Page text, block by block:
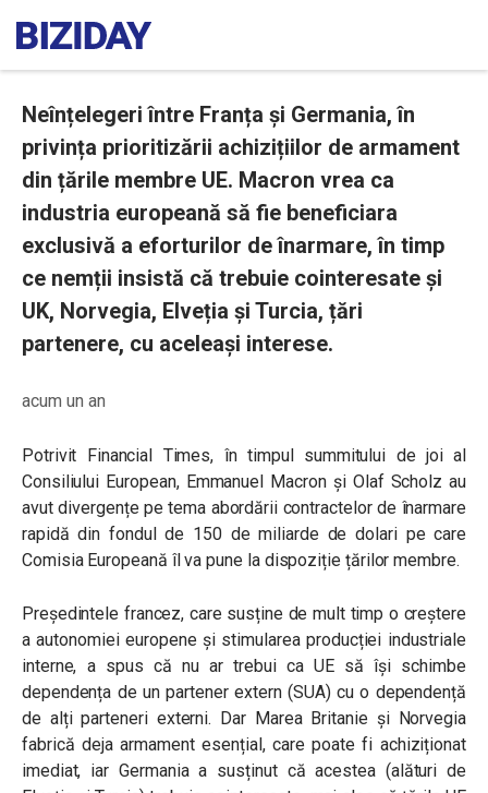
Neînțelegeri între Franța și Germania, în
privința prioritizării achizițiilor de armament
din țările membre UE. Macron vrea ca
industria europeană să fie beneficiara
exclusivă a eforturilor de înarmare, în timp
ce nemții insistă că trebuie cointeresate și
UK, Norvegia, Elveția și Turcia, țări
partenere, cu aceleași interese.
acum un an
Potrivit Financial Times, în timpul summitului de joi al
Consiliului European, Emmanuel Macron și Olaf Scholz au
avut divergențe pe tema abordării contractelor de înarmare
rapidă din fondul de 150 de miliarde de dolari pe care
Comisia Europeană îl va pune la dispoziție țărilor membre.
Președintele francez, care susține de mult timp o creștere
a autonomiei europene și stimularea producției industriale
interne, a spus că nu ar trebui ca UE să își schimbe
dependența de un partener extern (SUA) cu o dependență
de alți parteneri externi. Dar Marea Britanie și Norvegia
fabrică deja armament esențial, care poate fi achiziționat
imediat, iar Germania a susținut că acestea (alături de